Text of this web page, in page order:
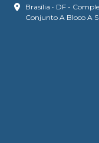
Brasília • DF -
Conjunto A Bloco A